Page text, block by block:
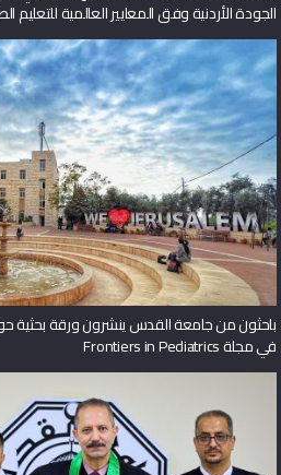
الجودة الأردنية وفق المعايير العالمية للتعليم
باحثون من جامعة القدس ينشرون ورقة بحثية
في مجلة Frontiers in Pediatrics